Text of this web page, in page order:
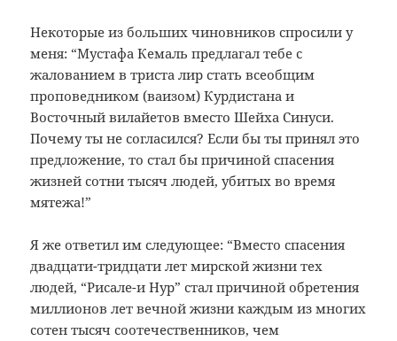
Некоторые из больших чиновников спросили у
меня: “Мустафа Кемаль предлагал тебе с
жалованием в триста лир стать всеобщим
проповедником (ваизом) Курдистана и
Восточный вилайетов вместо Шейха Синуси.
Почему ты не согласился? Если бы ты принял это
предложение, то стал бы причиной спасения
жизней сотни тысяч людей, убитых во время
мятежа!”
Я же ответил им следующее: “Вместо спасения
двадцати-тридцати лет мирской жизни тех
людей, “Рисале-и Нур” стал причиной обретения
миллионов лет вечной жизни каждым из многих
сотен тысяч соотечественников, чем